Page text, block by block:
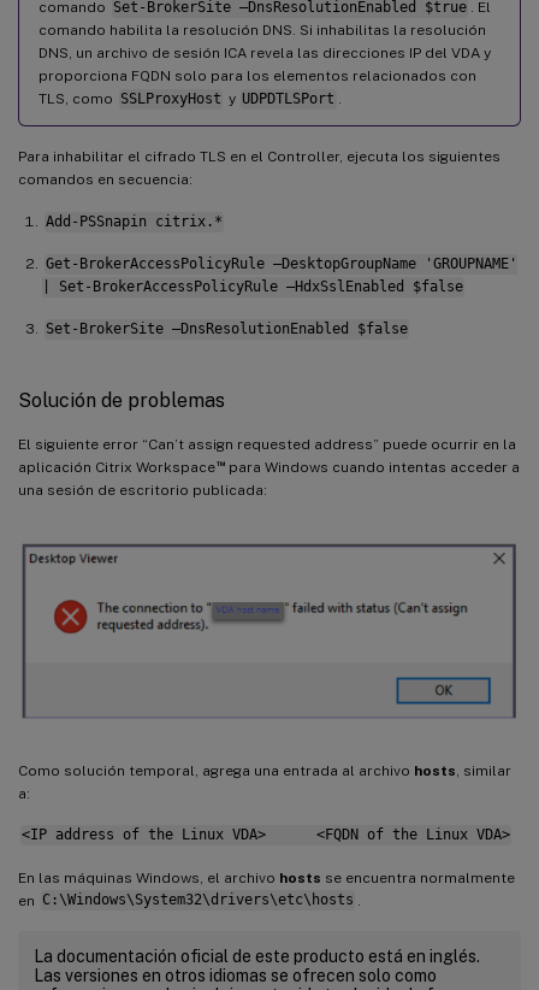
comando Set-BrokerSite –DnsResolutionEnabled $true . El
comando habilita la resolución DNS. Si inhabilitas la resolución
DNS, un archivo de sesión ICA revela las direcciones IP del VDA y
proporciona FQDN solo para los elementos relacionados con
TLS, como SSLProxyHost y UDPDTLSPort .
Para inhabilitar el cifrado TLS en el Controller, ejecuta los siguientes
comandos en secuencia:
Add-PSSnapin citrix.*
Get-BrokerAccessPolicyRule –DesktopGroupName 'GROUPNAME'
| Set-BrokerAccessPolicyRule –HdxSslEnabled $false
Set-BrokerSite –DnsResolutionEnabled $false
Solución de problemas
El siguiente error “Can’t assign requested address” puede ocurrir en la
aplicación Citrix Workspace™para Windows cuando intentas acceder a
una sesión de escritorio publicada:
Como solución temporal, agrega una entrada al archivo hosts , similar
a:
<IP address of the Linux VDA> <FQDN of the Linux VDA>
En las máquinas Windows, el archivo hosts se encuentra normalmente
en C:\Windows\System32\drivers\etc\hosts
La documentación oficial de este producto está en inglés.
Las versiones en otros idiomas se ofrecen solo como